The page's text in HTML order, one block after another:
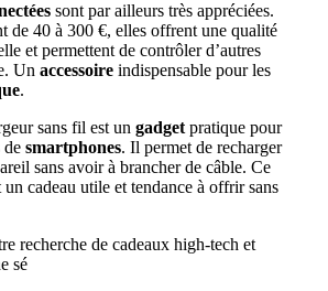
sont par ailleurs très appréciées.
de 40 à 300 €, elles offrent une qualité
et permettent de contrôler d’autres
Un accessoire indispensable pour les
.
sans fil est un gadgetpratique pour
de smartphones. Il permet de recharger
sans avoir à brancher de câble. Ce
un cadeau utile et tendance à offrir sans
recherche de cadeaux high-tech et
sé